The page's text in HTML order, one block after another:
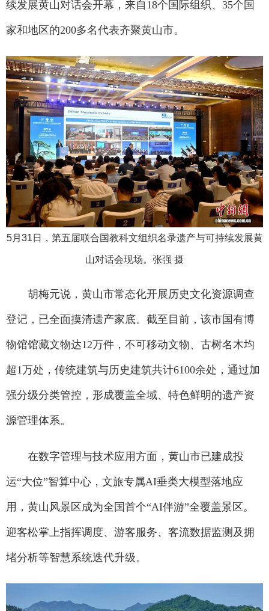
续发展黄山对话会开幕，来自18个国际组织、35个国
家和地区的200多名代表齐聚黄山市。
5月31日，第五届联合国教科文组织名录遗产与可持续发展黄
山对话会现场。张强 摄
胡梅元说，黄山市常态化开展历史文化资源调查
登记，已全面摸清遗产家底。截至目前，该市国有博
物馆馆藏文物达12万件，不可移动文物、古树名木均
超1万处，传统建筑与历史建筑共计6100余处，通过加
强分级分类管控，形成覆盖全域、特色鲜明的遗产资
源管理体系。
在数字管理与技术应用方面，黄山市已建成投
运“大位”智算中心，文旅专属AI垂类大模型落地应
用，黄山风景区成为全国首个“AI伴游”全覆盖景区。
迎客松掌上指挥调度、游客服务、客流数据监测及拥
堵分析等智慧系统迭代升级。